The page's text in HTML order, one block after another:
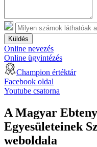
Küldés
Online nevezés
Online ügyintézés
Champion értéktár
Facebook oldal
Youtube csatorna
A Magyar
Egyesületeinek
weboldala